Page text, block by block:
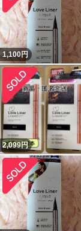
1,100円
2,099円